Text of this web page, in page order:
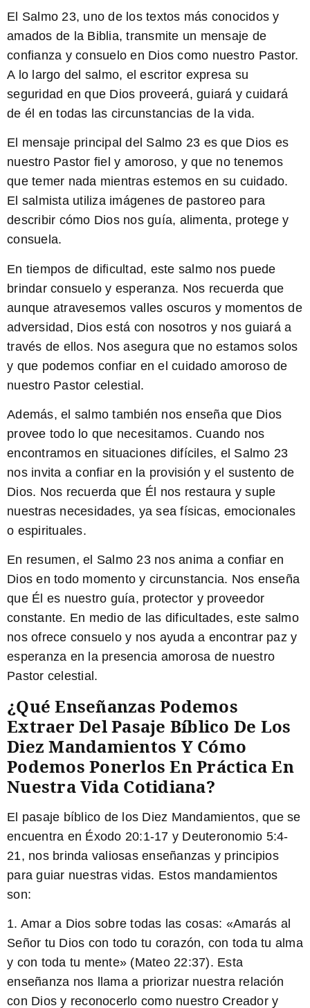
El Salmo 23, uno de los textos más conocidos y
amados de la Biblia, transmite un mensaje de
confianza y consuelo en Dios como nuestro Pastor.
A lo largo del salmo, el escritor expresa su
seguridad en que Dios proveerá, guiará y cuidará
de él en todas las circunstancias de la vida.
El mensaje principal del Salmo 23 es que Dios es
nuestro Pastor fiel y amoroso, y que no tenemos
que temer nada mientras estemos en su cuidado.
El salmista utiliza imágenes de pastoreo para
describir cómo Dios nos guía, alimenta, protege y
consuela.
En tiempos de dificultad, este salmo nos puede
brindar consuelo y esperanza. Nos recuerda que
aunque atravesemos valles oscuros y momentos de
adversidad, Dios está con nosotros y nos guiará a
través de ellos. Nos asegura que no estamos solos
y que podemos confiar en el cuidado amoroso de
nuestro Pastor celestial.
Además, el salmo también nos enseña que Dios
provee todo lo que necesitamos. Cuando nos
encontramos en situaciones difíciles, el Salmo 23
nos invita a confiar en la provisión y el sustento de
Dios. Nos recuerda que Él nos restaura y suple
nuestras necesidades, ya sea físicas, emocionales
o espirituales.
En resumen, el Salmo 23 nos anima a confiar en
Dios en todo momento y circunstancia. Nos enseña
que Él es nuestro guía, protector y proveedor
constante. En medio de las dificultades, este salmo
nos ofrece consuelo y nos ayuda a encontrar paz y
esperanza en la presencia amorosa de nuestro
Pastor celestial.
¿Qué Enseñanzas Podemos
Extraer Del Pasaje Bíblico De Los
Diez Mandamientos Y Cómo
Podemos Ponerlos En Práctica En
Nuestra Vida Cotidiana?
El pasaje bíblico de los Diez Mandamientos, que se
encuentra en Éxodo 20:1-17 y Deuteronomio 5:4-
21, nos brinda valiosas enseñanzas y principios
para guiar nuestras vidas. Estos mandamientos
son:
1. Amar a Dios sobre todas las cosas: «Amarás al
Señor tu Dios con todo tu corazón, con toda tu alma
y con toda tu mente» (Mateo 22:37). Esta
enseñanza nos llama a priorizar nuestra relación
con Dios y reconocerlo como nuestro Creador y